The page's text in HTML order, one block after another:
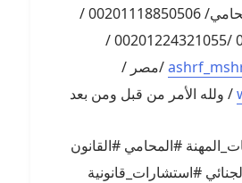
اشرف مشرف المحامي/ 00201118850506 /
/مصر /
/ ولله الأمر من قبل ومن بعد
#المحامي #القانون
#استشارات_قانونية